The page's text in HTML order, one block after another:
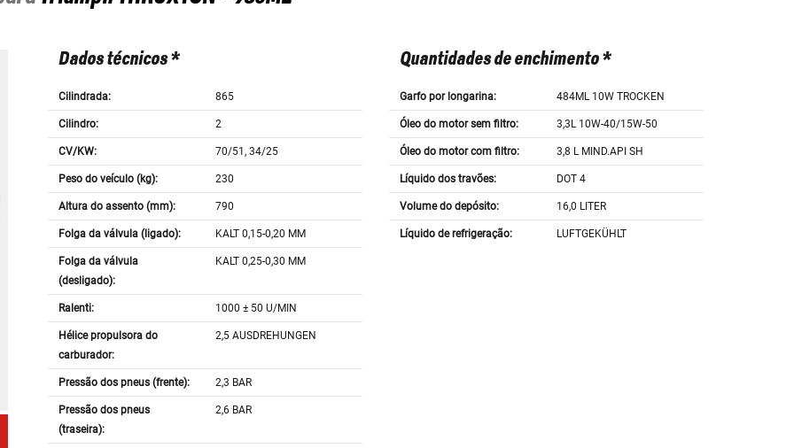
Dados técnicos *
Cilindrada: 865
Cilindro: 2
CV/KW: 70/51, 34/25
Peso do veículo (kg): 230
Altura do assento (mm): 790
Folga da válvula (ligado): KALT 0,15-0,20 MM
Folga da válvula
(desligado):
KALT 0,25-0,30 MM
Ralenti: 1000 ± 50 U/MIN
Hélice propulsora do
carburador:
2,5 AUSDREHUNGEN
Pressão dos pneus (frente): 2,3 BAR
Pressão dos pneus
(traseira):
2,6 BAR
Quantidades de enchimento *
Garfo por longarina: 484ML 10W TROCKEN
Óleo do motor sem filtro: 3,3L 10W-40/15W-50
Óleo do motor com filtro: 3,8 L MIND.API SH
Líquido dos travões: DOT 4
Volume do depósito: 16,0 LITER
Líquido de refrigeração: LUFTGEKÜHLT